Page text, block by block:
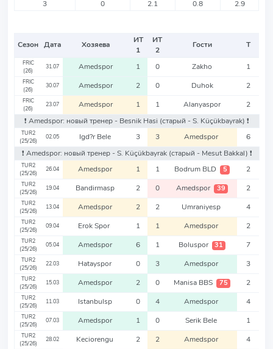
3 0 2.1 0.8 2.9
Сезон Дата Хозяева
ИТ
1
ИТ
2
Гости Т
FRIC
(26)
31.07 Amedspor 1 0 Zakho 1
FRIC
(26)
30.07 Amedspor 2 0 Duhok 2
FRIC
(26)
23.07 Amedspor 1 1 Alanyaspor
2
❗️ Amedspor: новый тренер - Besnik Hasi (старый - S. Küçükbayrak) ❗️
TUR2
(25/26)
02.05 Igd?r Bele 3 3 Amedspor
6
❗️ Amedspor: новый тренер - S. Küçükbayrak (старый - Mesut Bakkal) ❗️
TUR2
(25/26)
26.04 Amedspor 1 1 Bodrum BLD 5 2
TUR2
(25/26)
19.04 Bandirmasp 2 0 Amedspor 39 2
TUR2
(25/26)
13.04 Amedspor 2 2 Umraniyesp 4
TUR2
(25/26)
09.04 Erok Spor 1 1 Amedspor 2
TUR2
(25/26)
05.04 Amedspor 6 1 Boluspor 31 7
TUR2
(25/26)
22.03 Hatayspor 0 3 Amedspor 3
TUR2
(25/26)
15.03 Amedspor 2 0 Manisa BBS 75 2
TUR2
(25/26)
11.03 Istanbulsp 0 4 Amedspor 4
TUR2
(25/26)
07.03 Amedspor 1 0 Serik Bele 1
TUR2
(25/26)
28.02 Keciorengu 2 2 Amedspor 4